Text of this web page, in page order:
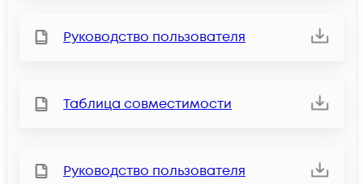
Руководство пользователя
Таблица совместимости
Руководство пользователя